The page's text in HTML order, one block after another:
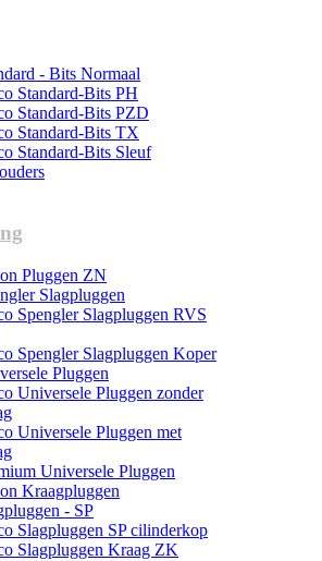
- Bits Normaal
Standard-Bits PH
Standard-Bits PZD
Standard-Bits TX
Standard-Bits Sleuf
Pluggen ZN
Slagpluggen
Spengler Slagpluggen RVS
Spengler Slagpluggen Koper
Pluggen
Universele Pluggen zonder
Universele Pluggen met
Universele Pluggen
Kraagpluggen
- SP
Slagpluggen SP cilinderkop
Slagpluggen Kraag ZK